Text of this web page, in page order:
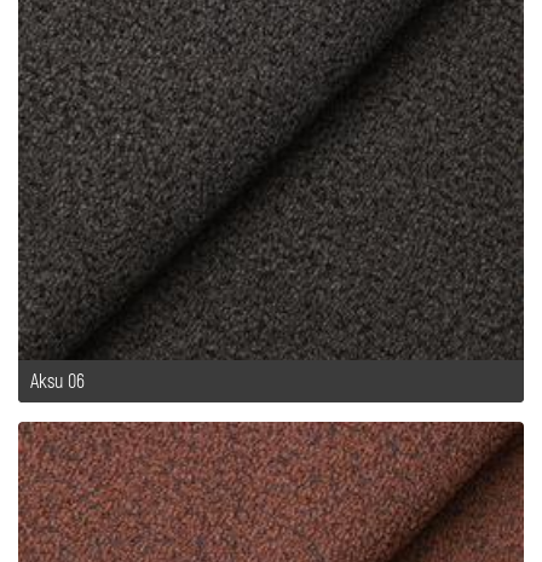
Aksu 06